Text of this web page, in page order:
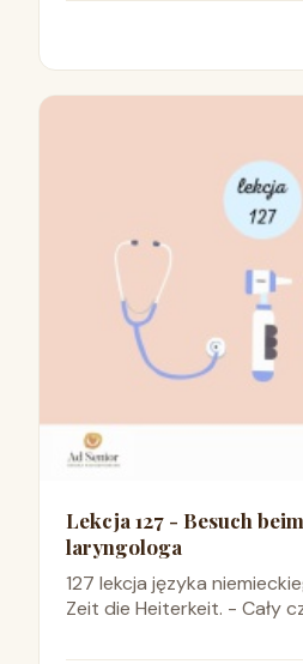
Lekcja 127 - Besuch
laryngologa
127 lekcja języka
Zeit die Heiterkeit. - Cały